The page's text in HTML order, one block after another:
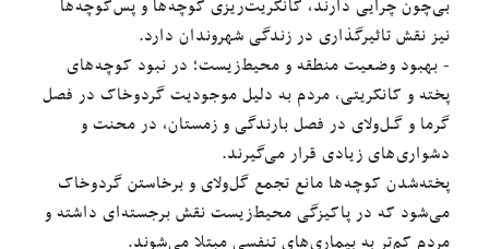
نیز نقش تاثیرگذاری در زندگی شهروندان دارد.
- بهبود وضعیت منطقه و محیط‌زیست؛ در نبود کوچه‌های
پخته و کانکریتی، مردم به دلیل موجودیت گرد‌و‌خاک در فصل
گرما و گـل‌ولای در فصل بارندگی و زمستان، در محنت و
دشواری‌های زیادی قرار می‌گیرند.
پخته‌شدن کوچه‌ها مانع تجمع گل‌ولای‌ و برخاستن گردوخاک
می‌شود که در پاکیزگی محیط‌زیست نقش برجسته‌‌ای داشته و
مردم کم‌تر به بیماری‌های تنفسی مبتلا می‌شوند.